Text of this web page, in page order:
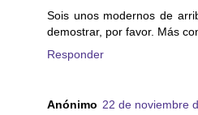
Sois unos modernos de
demostrar, por favor. Más
Responder
Anónimo 22 de noviembre